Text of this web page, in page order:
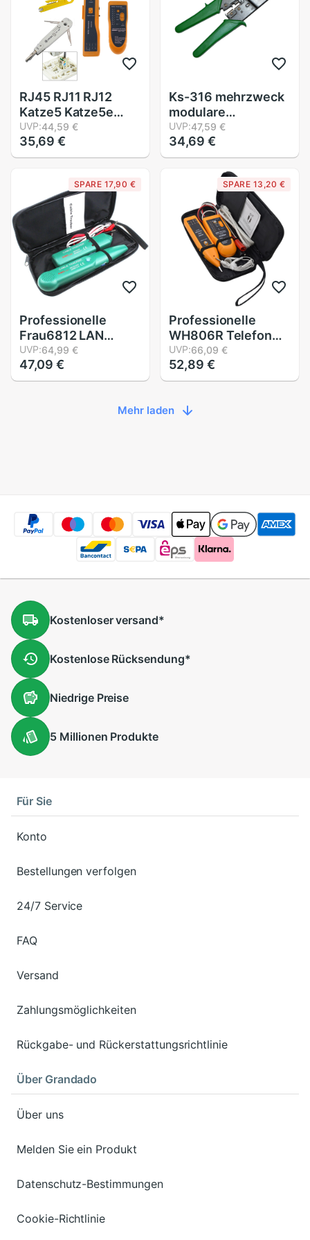
RJ45 RJ11 RJ12
Katze5 Katze5e
Tragbare LAN
Netzwerk Werkzeug
Bausatz Utp Kabel
crimpen Crimper
Stecker Draht
Stripper köpfe
UVP:44,59 €
35,69 €
Ks-316 mehrzweck
modulare
crimpzange rj45
netzwerk
ethernet-kabel
zange rj11 telefon
UVP:47,59 €
34,69 €
SPARE 17,90 €
Professionelle
Frau6812 LAN
Netzwerk Kabel
Tester Für UTP STP
Katze5 Katze5E
RJ45 RJ11 Telefon
UVP:64,99 €
47,09 €
SPARE 13,20 €
Professionelle
WH806R Telefon
Telefon Draht
Tracker LAN
Netzwerk Kabel
RJ45 RJ11 Linie
UVP:66,09 €
52,89 €
Mehr laden
Kostenloserversand*
KostenloseRücksendung*
NiedrigePreise
5 Millionen Produkte
Für Sie
Konto
Bestellungen verfolgen
24/7 Service
FAQ
Versand
Zahlungsmöglichkeiten
Rückgabe- und Rückerstattungsrichtlinie
Über Grandado
Über uns
Melden Sie ein Produkt
Datenschutz-Bestimmungen
Cookie-Richtlinie